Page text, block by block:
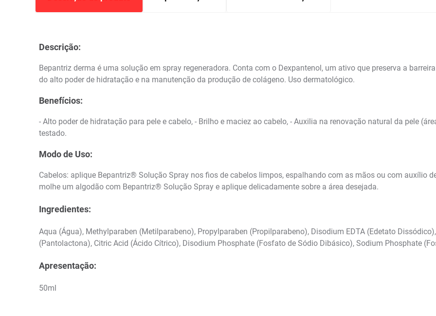
Descrição:
Bepantriz derma é uma solução em spray regeneradora. Conta com o Dexpantenol, um ativo que preserva a
do alto poder de hidratação e na manutenção da produção de colágeno. Uso dermatológico.
Benefícios:
- Alto poder de hidratação para pele e cabelo, - Brilho e maciez ao cabelo, - Auxilia na renovação natural da pele
testado.
Modo de Uso:
Cabelos: aplique Bepantriz® Solução Spray nos fios de cabelos limpos, espalhando com as mãos ou com auxílio
molhe um algodão com Bepantriz® Solução Spray e aplique delicadamente sobre a área desejada.
Ingredientes:
Aqua (Água), Methylparaben (Metilparabeno), Propylparaben (Propilparabeno), Disodium EDTA (Edetato
(Pantolactona), Citric Acid (Ácido Cítrico), Disodium Phosphate (Fosfato de Sódio Dibásico), Sodium Phosphate
Apresentação:
50ml